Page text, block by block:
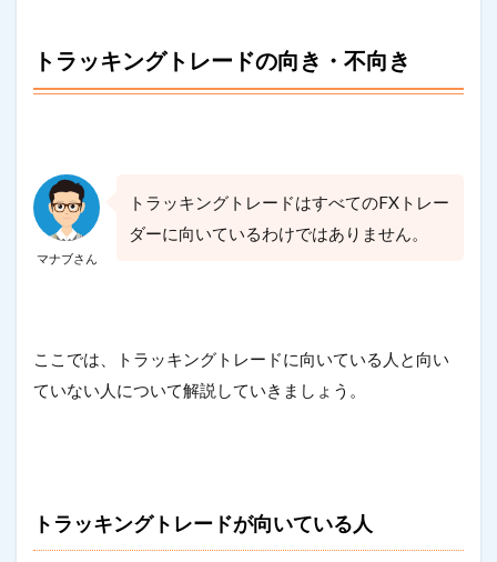
トラッキングトレードの向き・不向き
マナブさん
トラッキングトレードはすべてのFXトレー
ダーに向いているわけではありません。
ここでは、トラッキングトレードに向いている人と向い
ていない人について解説していきましょう。
トラッキングトレードが向いている人